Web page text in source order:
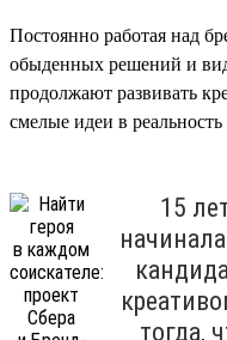
Постоянно работая над
обыденных решений и
продолжают развивать
смелые идеи в
15
тогда,